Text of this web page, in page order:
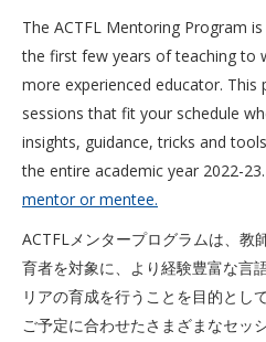
The ACTFL Mentoring Program
the first few years of teaching to
more experienced educator.
sessions that fit your schedule
insights, guidance, tricks and
the entire academic year 2022-23.
mentor or mentee.
ACTFLメンタープログラムは、教
育者を対象に、より経験豊富な言
リアの育成を行うことを目的とし
ご予定に合わせたさまざまなセッ